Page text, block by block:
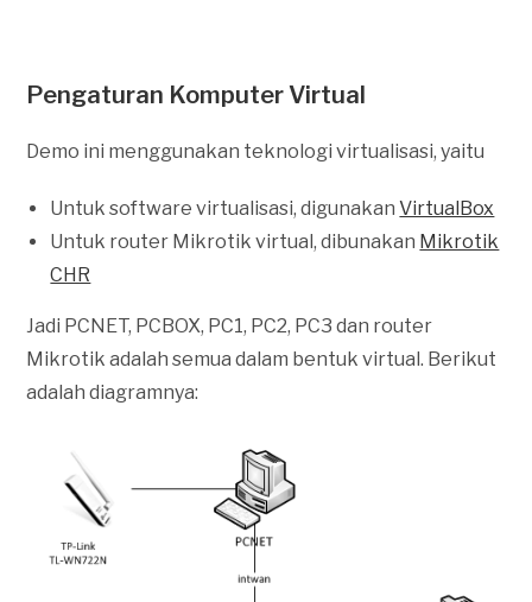
Pengaturan Komputer Virtual
Demo ini menggunakan teknologi virtualisasi, yaitu
Untuk software virtualisasi, digunakanVirtualBox
Untuk router Mikrotik virtual, dibunakan Mikrotik
CHR
Jadi PCNET, PCBOX, PC1, PC2, PC3 dan router
Mikrotik adalah semua dalam bentuk virtual. Berikut
adalah diagramnya: